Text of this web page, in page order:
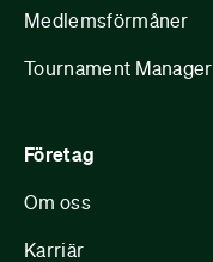
Medlemsförmåner
Tournament Manager
Företag
Om oss
Karriär